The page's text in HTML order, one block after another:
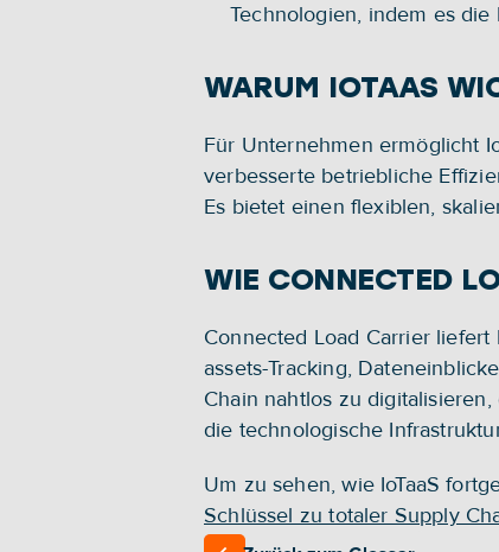
Technologien, indem es
WARUM IOTAAS
Für Unternehmen ermöglicht
verbesserte betriebliche
Es bietet einen flexiblen,
WIE CONNECTED
Connected Load Carrier
assets-Tracking,
Chain nahtlos zu
die technologische
Um zu sehen, wie IoTaaS
Schlüssel zu totaler Supply